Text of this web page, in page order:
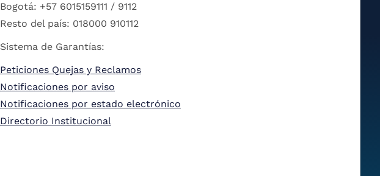
Bogotá: +57 6015159111 / 9112
Resto del país: 018000 910112
Sistema de Garantías:
Peticiones Quejas y Reclamos
Notificaciones por aviso
Notificaciones por estado electrónico
Directorio Institucional